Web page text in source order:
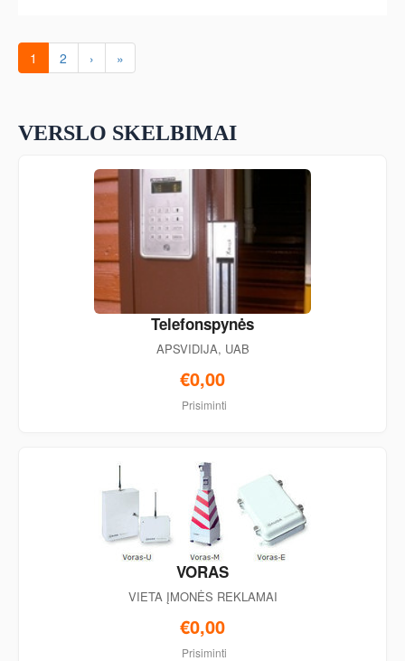
1 2 › »
VERSLO SKELBIMAI
Telefonspynės
APSVIDIJA, UAB
€0,00
Prisiminti
VORAS
VIETA ĮMONĖS REKLAMAI
€0,00
Prisiminti